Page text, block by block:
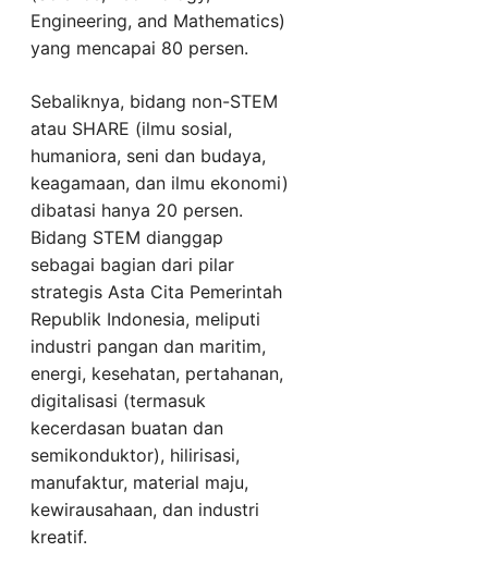
Engineering, and Mathematics)
yang mencapai 80 persen.
Sebaliknya, bidang non-STEM
atau SHARE (ilmu sosial,
humaniora, seni dan budaya,
keagamaan, dan ilmu ekonomi)
dibatasi hanya 20 persen.
Bidang STEM dianggap
sebagai bagian dari pilar
strategis Asta Cita Pemerintah
Republik Indonesia, meliputi
industri pangan dan maritim,
energi, kesehatan, pertahanan,
digitalisasi (termasuk
kecerdasan buatan dan
semikonduktor), hilirisasi,
manufaktur, material maju,
kewirausahaan, dan industri
kreatif.